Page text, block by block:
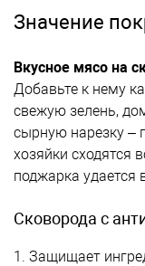
Значение
Вкусное мясо на
Добавьте к нему
свежую зелень,
сырную нарезку –
хозяйки сходятся
поджарка удается
Сковорода с
1. Защищает